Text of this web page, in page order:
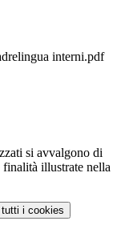
interni.pdf
si avvalgono di
illustrate nella
i cookies